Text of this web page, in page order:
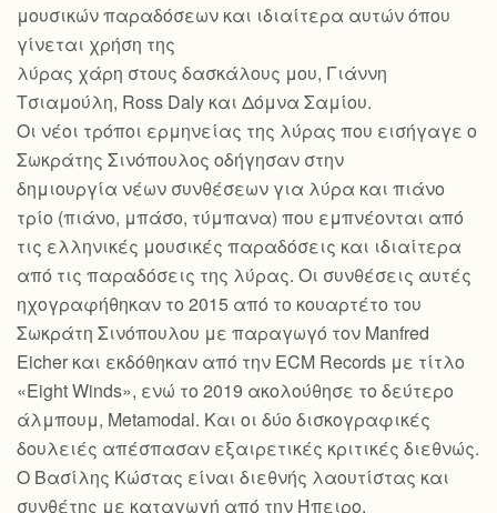
μουσικών παραδόσεων και ιδιαίτερα αυτών όπου
γίνεται χρήση της
λύρας χάρη στους δασκάλους μου, Γιάννη
Τσιαμούλη, Ross Daly και Δόμνα Σαμίου.
Οι νέοι τρόποι ερμηνείας της λύρας που εισήγαγε ο
Σωκράτης Σινόπουλος οδήγησαν στην
δημιουργία νέων συνθέσεων για λύρα και πιάνο
τρίο (πιάνο, μπάσο, τύμπανα) που εμπνέονται από
τις ελληνικές μουσικές παραδόσεις και ιδιαίτερα
από τις παραδόσεις της λύρας. Οι συνθέσεις αυτές
ηχογραφήθηκαν το 2015 από το κουαρτέτο του
Σωκράτη Σινόπουλου με παραγωγό τον Manfred
Eicher και εκδόθηκαν από την ECM Records με τίτλο
«Eight Winds», ενώ το 2019 ακολούθησε το δεύτερο
άλμπουμ, Metamodal. Και οι δύο δισκογραφικές
δουλειές απέσπασαν εξαιρετικές κριτικές διεθνώς.
Ο Βασίλης Κώστας είναι διεθνής λαουτίστας και
συνθέτης με καταγωγή από την Ήπειρο.